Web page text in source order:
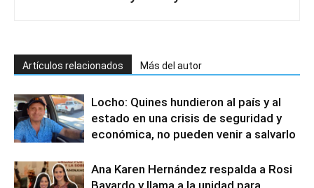
Artículos relacionados Más del autor
Locho: Quines hundieron al país y al
estado en una crisis de seguridad y
económica, no pueden venir a salvarlo
Ana Karen Hernández respalda a Rosi
Bayardo y llama a la unidad para